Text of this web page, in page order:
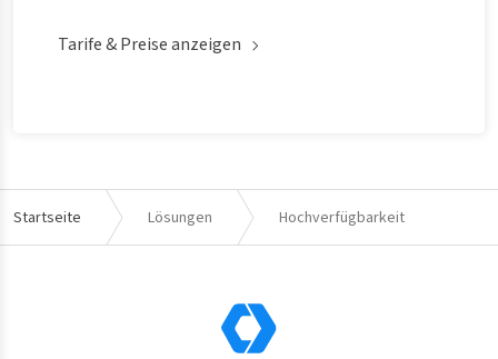
Tarife & Preise anzeigen
Startseite Lösungen Hochverfügbarkeit